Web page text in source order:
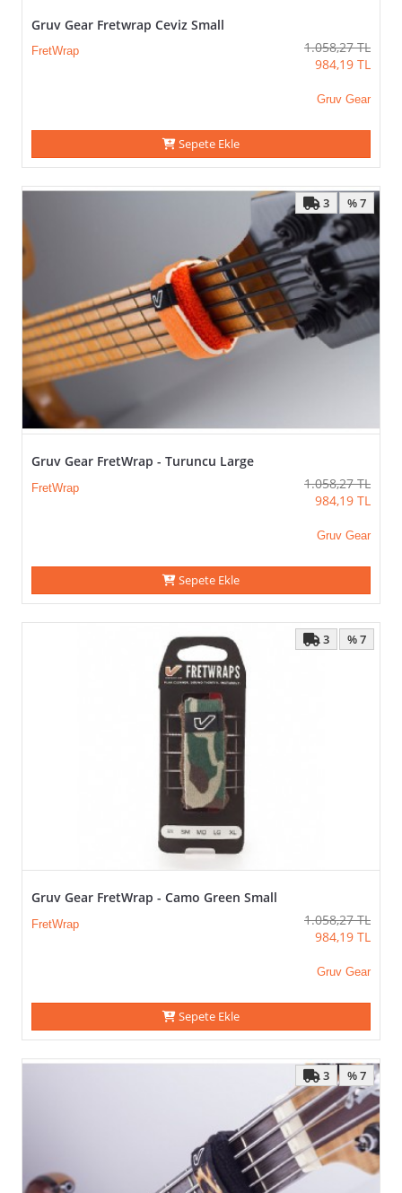
Gruv Gear Fretwrap Ceviz Small
FretWrap 1.058,27 TL
984,19 TL
Gruv Gear
Sepete Ekle
% 7
3
Gruv Gear FretWrap - Turuncu Large
FretWrap 1.058,27 TL
984,19 TL
Gruv Gear
Sepete Ekle
% 7
3
Gruv Gear FretWrap - Camo Green Small
FretWrap 1.058,27 TL
984,19 TL
Gruv Gear
Sepete Ekle
% 7
3